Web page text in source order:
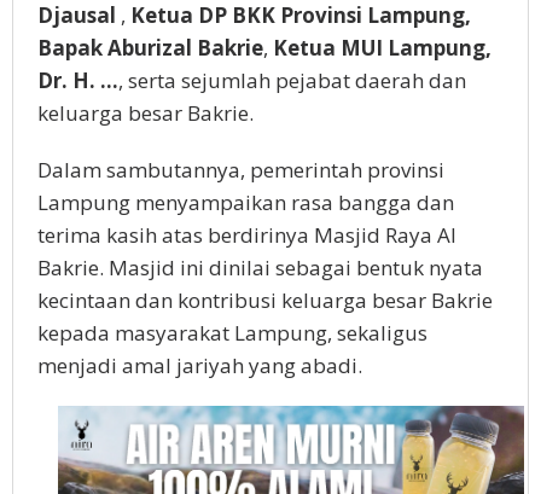
Djausal , Ketua DP BKK Provinsi Lampung,
Bapak Aburizal Bakrie, Ketua MUI Lampung,
Dr. H. …, serta sejumlah pejabat daerah dan
keluarga besar Bakrie.
Dalam sambutannya, pemerintah provinsi
Lampung menyampaikan rasa bangga dan
terima kasih atas berdirinya Masjid Raya Al
Bakrie. Masjid ini dinilai sebagai bentuk nyata
kecintaan dan kontribusi keluarga besar Bakrie
kepada masyarakat Lampung, sekaligus
menjadi amal jariyah yang abadi.